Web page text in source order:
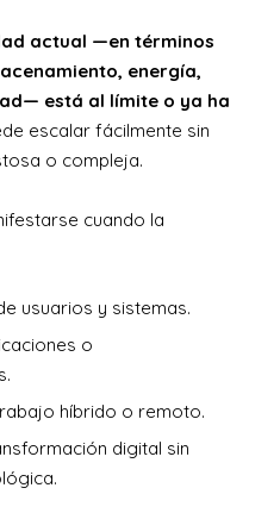
actual —en términos
energía,
está al límite o ya ha
escalar fácilmente sin
o compleja.
cuando la
usuarios y sistemas.
o
híbrido o remoto.
digital sin